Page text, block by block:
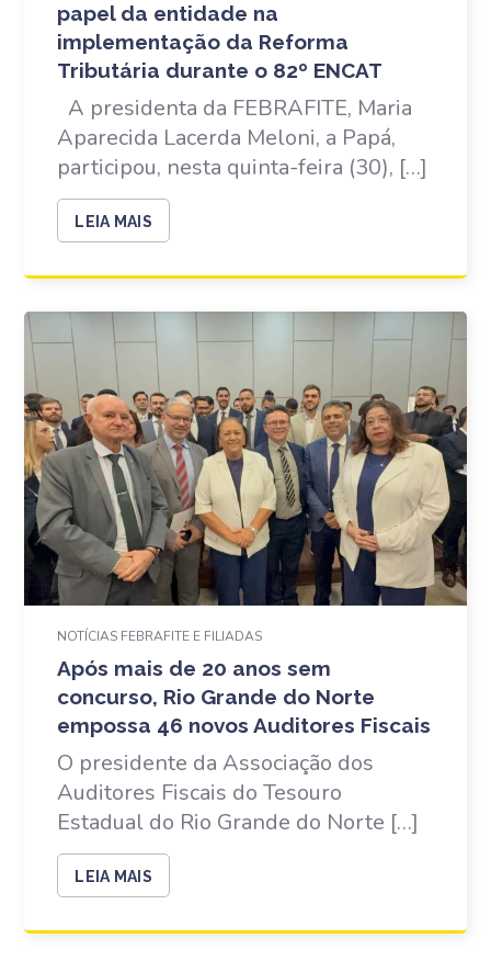
papel da entidade na
implementação da Reforma
Tributária durante o 82º ENCAT
A presidenta da FEBRAFITE, Maria
Aparecida Lacerda Meloni, a Papá,
participou, nesta quinta-feira (30), […]
LEIA MAIS
NOTÍCIAS FEBRAFITE E FILIADAS
Após mais de 20 anos sem
concurso, Rio Grande do Norte
empossa 46 novos Auditores Fiscais
O presidente da Associação dos
Auditores Fiscais do Tesouro
Estadual do Rio Grande do Norte […]
LEIA MAIS